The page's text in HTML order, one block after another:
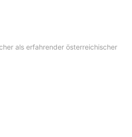
als erfahrender österreichischer